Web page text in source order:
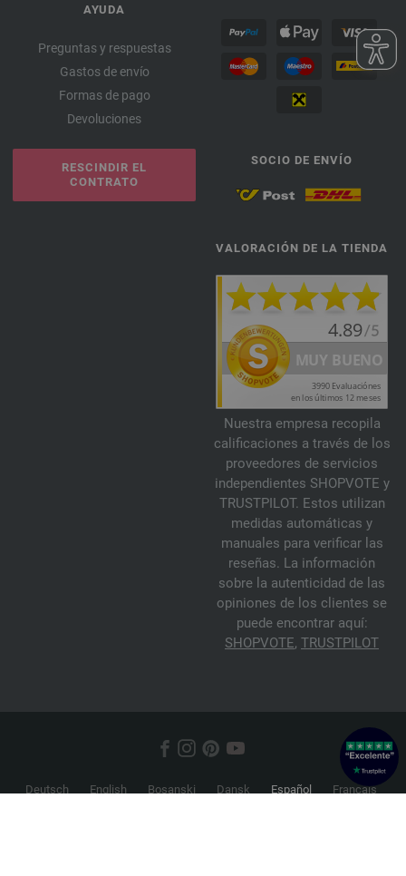
AYUDA
Preguntas y respuestas
Gastos de envío
Formas de pago
Devoluciones
RESCINDIR EL
CONTRATO
SOCIO DE ENVÍO
VALORACIÓN DE LA TIENDA
Nuestra empresa recopila
calificaciones a través de los
proveedores de servicios
independientes SHOPVOTE y
TRUSTPILOT. Estos utilizan
medidas automáticas y
manuales para verificar las
reseñas. La información
sobre la autenticidad de las
opiniones de los clientes se
puede encontrar aquí:
SHOPVOTE, TRUSTPILOT
Deutsch English Bosanski Dansk Español
Français